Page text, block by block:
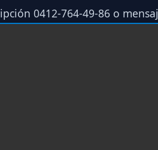
0412-764-49-86 o